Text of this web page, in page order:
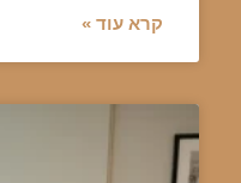
קרא עוד »